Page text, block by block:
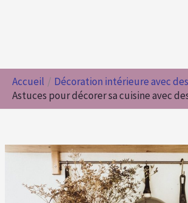
Accueil
Décoration intérieure avec
Astuces pour décorer sa cuisine avec